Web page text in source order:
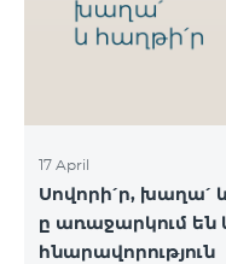
17 April
Սովորի՛ր, խաղա՛ և
ը առաջարկում են
հնարավորություն